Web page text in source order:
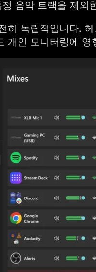
정 음악 트랙을 제외
히 독립적입니다.
개인 모니터링에 영